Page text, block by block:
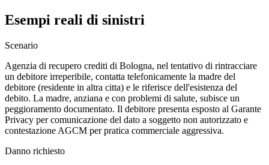
Esempi reali di sinistri
Scenario
Agenzia di recupero crediti di Bologna, nel tentativo di rintracciare
un debitore irreperibile, contatta telefonicamente la madre del
debitore (residente in altra citta) e le riferisce dell'esistenza del
debito. La madre, anziana e con problemi di salute, subisce un
peggioramento documentato. Il debitore presenta esposto al Garante
Privacy per comunicazione del dato a soggetto non autorizzato e
contestazione AGCM per pratica commerciale aggressiva.
Danno richiesto